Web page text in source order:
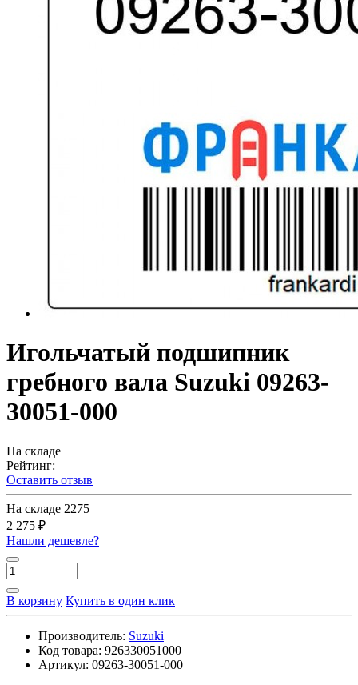
Игольчатый подшипник
гребного вала Suzuki 09263-
30051-000
На складе
Рейтинг:
Оставить отзыв
На складе 2275
2 275 ₽
Нашли дешевле?
В корзину Купить в один клик
Производитель: Suzuki
Код товара: 926330051000
Артикул: 09263-30051-000